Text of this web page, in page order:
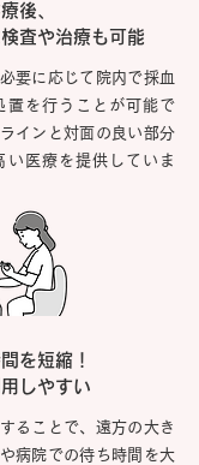
後、
査や治療も可能
要に応じて院内で採血
置を行うことが可能で
インと対面の良い部分
い医療を提供していま
を短縮！
しやすい
ることで、遠方の大き
病院での待ち時間を大